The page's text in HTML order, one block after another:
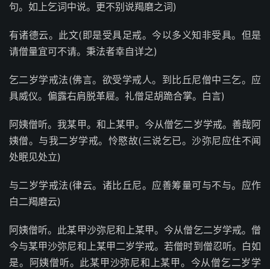
句。如上乞词中说。更不别说羯磨之词)
有诸德云。此文(即是受具足戒。今以多义知非受具。但是
请僧量宜可不请。秉法者幸自详之)
乞二岁学戒法(佛言。欲受学戒人。到比丘尼僧中三乞。应
具威仪。偏露右肩脱革屣。礼僧足胡跪合掌。白言)
阿姨僧听。我某甲。和上某甲。今从僧乞二岁学戒。善哉阿
姨僧。与我二岁学戒。怜愍故(三说乞已。沙弥尼应住不闻
处眠见处立)
与二岁学戒法(律云。诸比丘尼。应善筹量可与不与。应作
白二羯磨云)
阿姨僧听。此某甲沙弥尼和上某甲。今从僧乞二岁学戒。僧
今与某甲沙弥尼和上某甲二岁学戒。若僧时到僧忍听。白如
是。阿姨僧听。此某甲沙弥尼和上某甲。今从僧乞二岁学